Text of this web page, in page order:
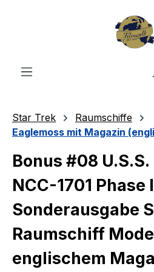
Star Trek
Raumschiffe
Eaglemoss mit Magazin
Bonus #08
NCC-1701 Phase
Sonderausgabe
Raumschiff
englischem